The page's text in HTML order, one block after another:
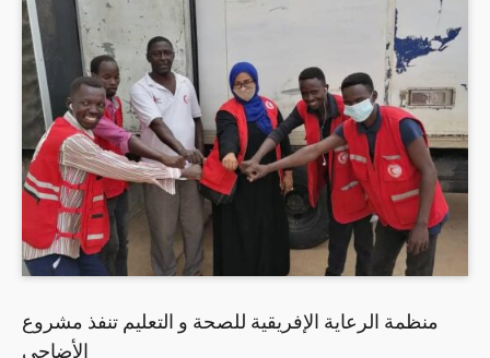
منظمة الرعاية الإفريقية للصحة و التعليم تنفذ مشروع
الأضاحي